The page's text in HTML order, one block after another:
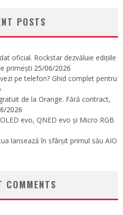
POSTS
oficial. Rockstar dezvăluie edițiile
primești 25/06/2026
pe telefon? Ghid complet pentru
de la Orange. Fără contract,
2026
evo, QNED evo și Micro RGB
lansează în sfârșit primul său AIO
COMMENTS